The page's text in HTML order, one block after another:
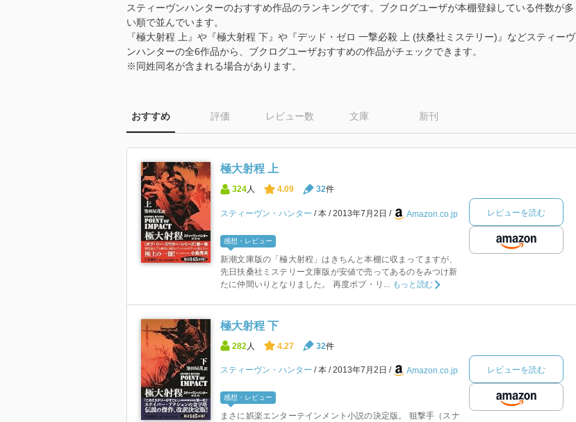
スティーヴンハンターのおすすめ作品のランキングです。ブクログユーザが本棚登録している件数が多
い順で並んでいます。
『極大射程 上』や『極大射程 下』や『デッド・ゼロ 一撃必殺 上 (扶桑社ミステリー)』などスティーヴ
ンハンターの全6作品から、ブクログユーザおすすめの作品がチェックできます。
※同姓同名が含まれる場合があります。
おすすめ 評価 レビュー数 文庫 新刊
極大射程 上
324人 4.09 32件
スティーヴン・ハンター 本 2013年7月2日 Amazon.co.jp
感想・レビュー
新潮文庫版の「極大射程」はきちんと本棚に収まってますが、
先日扶桑社ミステリー文庫版が安値で売ってあるのをみつけ新
たに仲間いりとなりました。 再度ボブ・リ...
もっと読む
レビューを読む
極大射程 下
282 人 4.27 32件
スティーヴン・ハンター 本 2013年7月2日 Amazon.co.jp
感想・レビュー
まさに娯楽エンターテインメント小説の決定版。 狙撃手（スナ
レビューを読む